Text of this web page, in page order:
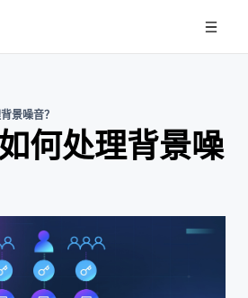
景噪音？
何处理背景噪